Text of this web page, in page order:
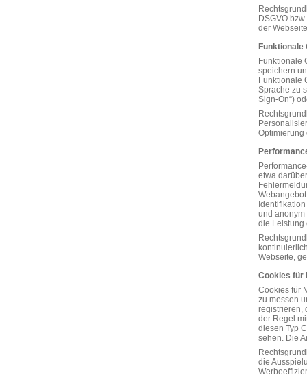
DSGVO
der
Funktionale
Funktionale
speichern
Funktionale
Sprache zu
Sign-On“)
Optimierung
etwa
und
die Leistung
Webseite,
Cookies für
Cookies für
zu messen
registrieren,
der Regel
diesen Typ
sehen. Die
die